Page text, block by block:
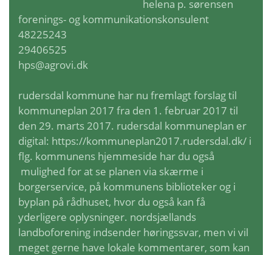
helena p. sørensen
forenings- og kommunikationskonsulent
48225243
29406525
hps@agrovi.dk
rudersdal kommune har nu fremlagt forslag til
kommuneplan 2017 fra den 1. februar 2017 til
den 29. marts 2017. rudersdal kommuneplan er
digital: https://kommuneplan2017.rudersdal.dk/ i
flg. kommunens hjemmeside har du også
mulighed for at se planen via skærme i
borgerservice, på kommunens biblioteker og i
byplan på rådhuset, hvor du også kan få
yderligere oplysninger. nordsjællands
landboforening indsender høringssvar, men vi vil
meget gerne have lokale kommentarer, som kan